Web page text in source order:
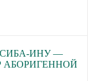
ИНУ —
АБОРИГЕННОЙ